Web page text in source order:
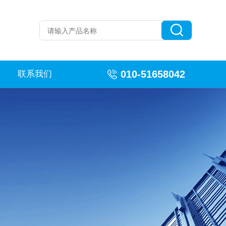
联系我们 010-51658042